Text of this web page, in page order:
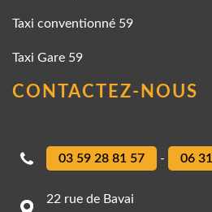
Taxi conventionné 59
Taxi Gare 59
CONTACTEZ-NOUS
03 59 28 81 57 - 06
22 rue de Bavai